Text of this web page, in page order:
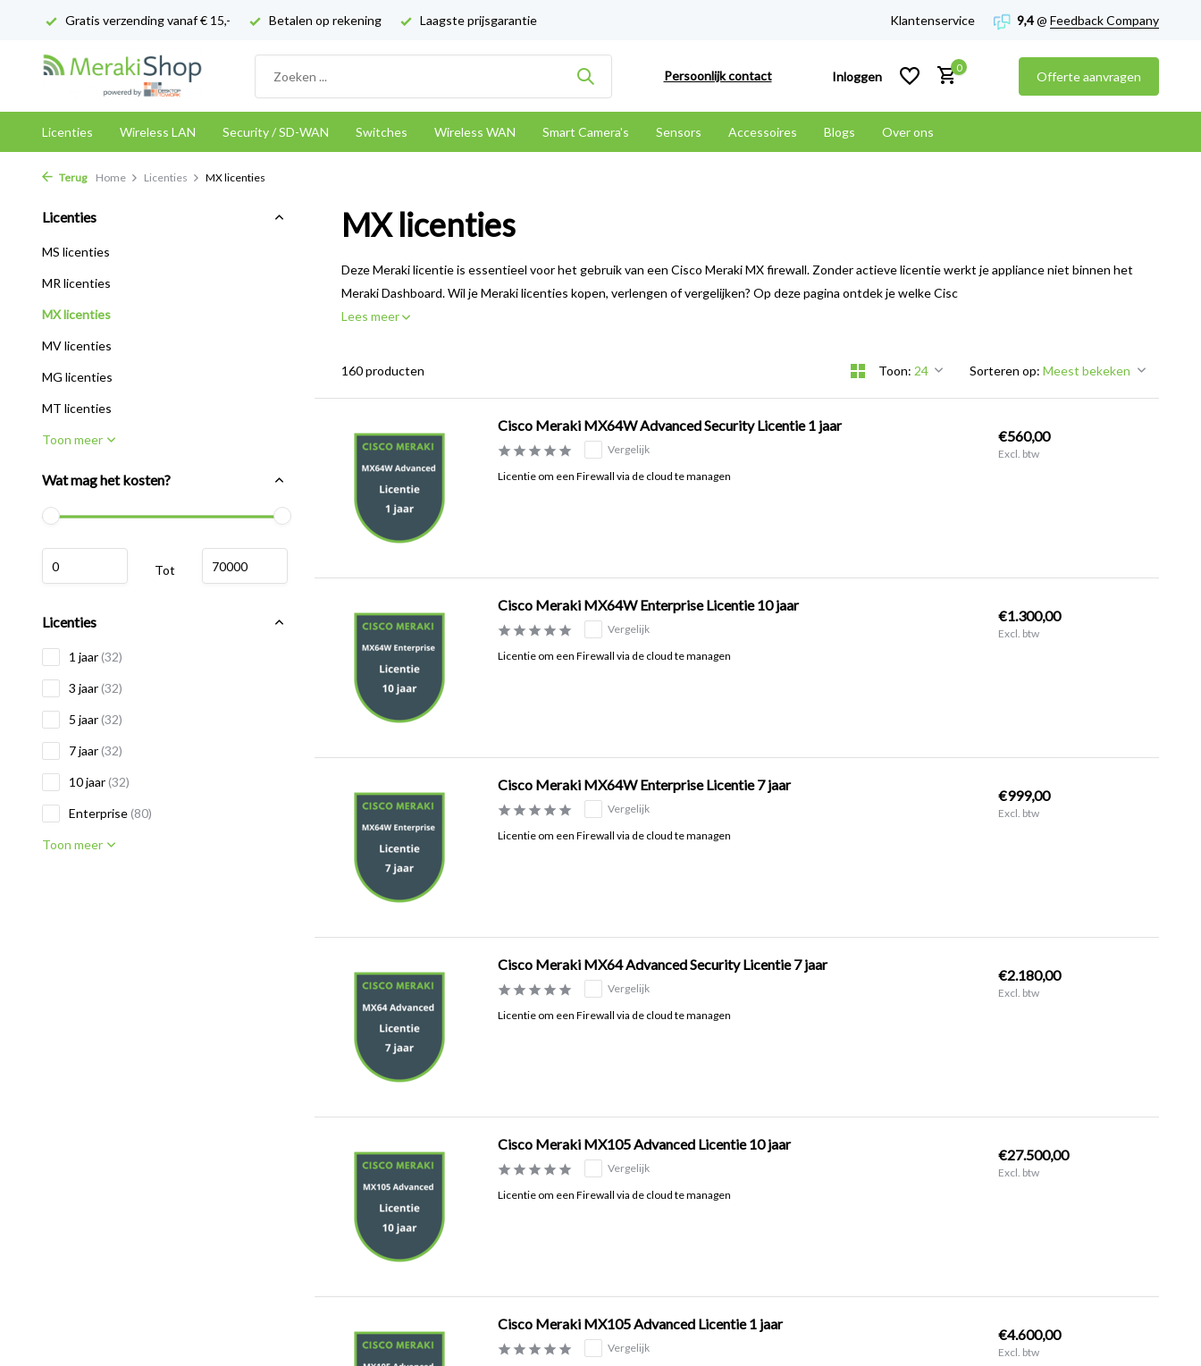
Gratis verzending vanaf € 15,- Betalen op rekening Laagste prijsgarantie Klantenservice 9,4@ Feedback Company
Persoonlijk contact Inloggen
0
Offerte aanvragen
Licenties Wireless LAN Security / SD-WAN Switches Wireless WAN Smart Camera's Sensors Accessoires Blogs Over ons
Terug Home Licenties MX licenties
Licenties
MS licenties
MR licenties
MX licenties
MV licenties
MG licenties
MT licenties
Toon meer
Wat mag het kosten?
Tot
Licenties
1 jaar(32)
3 jaar(32)
5 jaar(32)
7 jaar(32)
10 jaar(32)
Enterprise(80)
Toon meer
MX licenties
Deze Meraki licentie is essentieel voor het gebruik van een Cisco Meraki MX firewall. Zonder actieve licentie werkt je appliance niet binnen het
Meraki Dashboard. Wil je Meraki licenties kopen, verlengen of vergelijken? Op deze pagina ontdek je welke Cisc
Lees meer
160 producten Toon: Sorteren op:
Cisco Meraki MX64W Advanced Security Licentie 1 jaar
Vergelijk
Licentie om een Firewall via de cloud te managen
€560,00
Excl. btw
Cisco Meraki MX64W Enterprise Licentie 10 jaar
Vergelijk
Licentie om een Firewall via de cloud te managen
€1.300,00
Excl. btw
Cisco Meraki MX64W Enterprise Licentie 7 jaar
Vergelijk
Licentie om een Firewall via de cloud te managen
€999,00
Excl. btw
Cisco Meraki MX64 Advanced Security Licentie 7 jaar
Vergelijk
Licentie om een Firewall via de cloud te managen
€2.180,00
Excl. btw
Cisco Meraki MX105 Advanced Licentie 10 jaar
Vergelijk
Licentie om een Firewall via de cloud te managen
€27.500,00
Excl. btw
Cisco Meraki MX105 Advanced Licentie 1 jaar
Vergelijk
€4.600,00
Excl. btw